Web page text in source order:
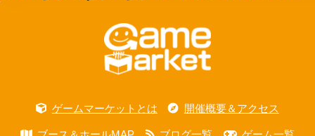
ゲームマーケットとは 開催概要＆アクセス